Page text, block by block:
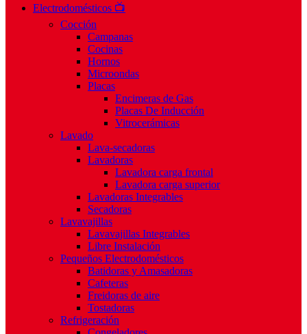
Electrodomésticos 📺
Cocción
Campanas
Cocinas
Hornos
Microondas
Placas
Encimeras de Gas
Placas De Inducción
Vitrocerámicas
Lavado
Lava-secadoras
Lavadoras
Lavadora carga frontal
Lavadora carga superior
Lavadoras Integrables
Secadoras
Lavavajillas
Lavavajillas Integrables
Libre Instalación
Pequeños Electrodomésticos
Batidoras y Amasadoras
Cafeteras
Freidoras de aire
Tostadoras
Refrigeración